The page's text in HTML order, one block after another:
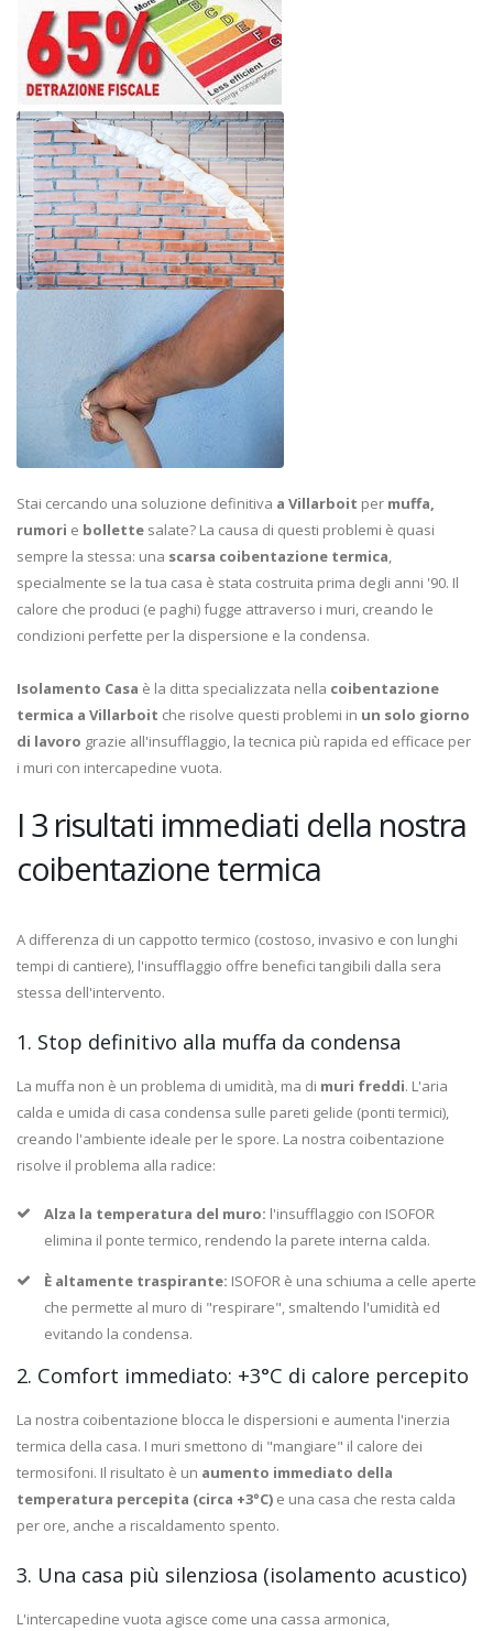
Stai cercando una soluzione definitiva a Villarboit per muffa,
rumori e bollette salate? La causa di questi problemi è quasi
sempre la stessa: una scarsa coibentazione termica,
specialmente se la tua casa è stata costruita prima degli anni '90. Il
calore che produci (e paghi) fugge attraverso i muri, creando le
condizioni perfette per la dispersione e la condensa.
Isolamento Casa è la ditta specializzata nella coibentazione
termica a Villarboit che risolve questi problemi in un solo giorno
di lavoro grazie all'insufflaggio, la tecnica più rapida ed efficace per
i muri con intercapedine vuota.
I 3 risultati immediati della nostra
coibentazione termica
A differenza di un cappotto termico (costoso, invasivo e con lunghi
tempi di cantiere), l'insufflaggio offre benefici tangibili dalla sera
stessa dell'intervento.
1. Stop definitivo alla muffa da condensa
La muffa non è un problema di umidità, ma di muri freddi. L'aria
calda e umida di casa condensa sulle pareti gelide (ponti termici),
creando l'ambiente ideale per le spore. La nostra coibentazione
risolve il problema alla radice:
Alza la temperatura del muro: l'insufflaggio con ISOFOR
elimina il ponte termico, rendendo la parete interna calda.
È altamente traspirante: ISOFOR è una schiuma a celle aperte
che permette al muro di "respirare", smaltendo l'umidità ed
evitando la condensa.
2. Comfort immediato: +3°C di calore percepito
La nostra coibentazione blocca le dispersioni e aumenta l'inerzia
termica della casa. I muri smettono di "mangiare" il calore dei
termosifoni. Il risultato è un aumento immediato della
temperatura percepita (circa +3°C) e una casa che resta calda
per ore, anche a riscaldamento spento.
3. Una casa più silenziosa (isolamento acustico)
L'intercapedine vuota agisce come una cassa armonica,